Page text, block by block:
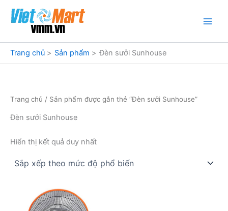
dung
Trang chủ
Sản phẩm Đèn sưởi Sunhouse
Trang chủ / Sản phẩm được gắn thẻ “Đèn sưởi Sunhouse”
Đèn sưởi Sunhouse
Hiển thị kết quả duy nhất